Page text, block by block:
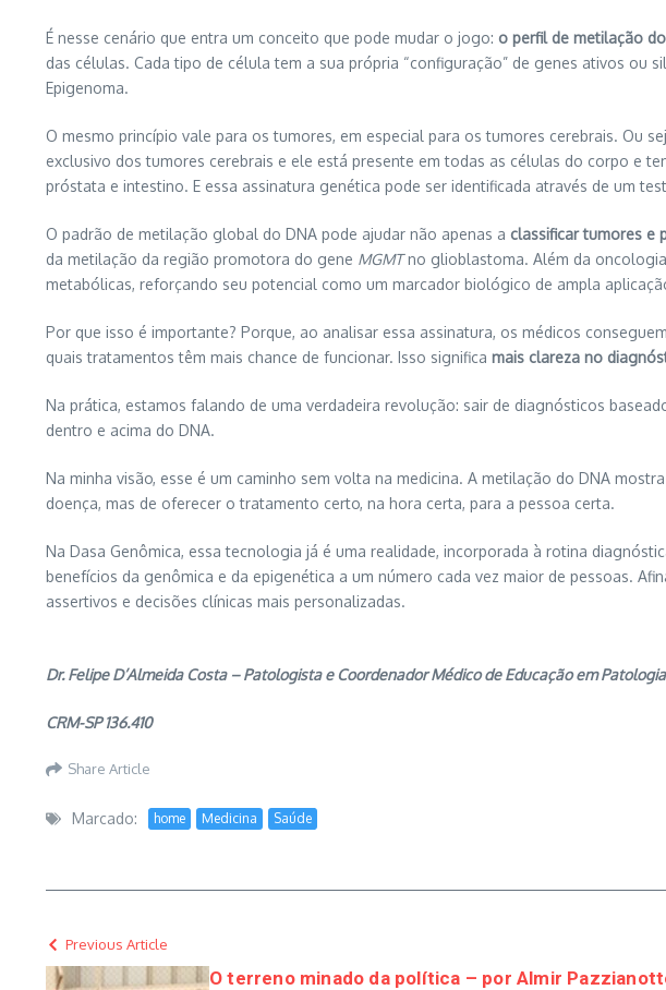
É nesse cenário que entra um conceito que pode mudar o jogo: o perfil de metilação
das células. Cada tipo de célula tem a sua própria “configuração” de genes ativos
Epigenoma.
O mesmo princípio vale para os tumores, em especial para os tumores cerebrais. Ou
exclusivo dos tumores cerebrais e ele está presente em todas as células do corpo e
próstata e intestino. E essa assinatura genética pode ser identificada através de um
O padrão de metilação global do DNA pode ajudar não apenas a classificar tumores e
da metilação da região promotora do gene MGMTno glioblastoma. Além da
metabólicas, reforçando seu potencial como um marcador biológico de ampla
Por que isso é importante? Porque, ao analisar essa assinatura, os médicos
quais tratamentos têm mais chance de funcionar. Isso significa mais clareza no
Na prática, estamos falando de uma verdadeira revolução: sair de diagnósticos
dentro e acima do DNA.
Na minha visão, esse é um caminho sem volta na medicina. A metilação do DNA
doença, mas de oferecer o tratamento certo, na hora certa, para a pessoa certa.
Na Dasa Genômica, essa tecnologia já é uma realidade, incorporada à rotina
benefícios da genômica e da epigenética a um número cada vez maior de pessoas.
assertivos e decisões clínicas mais personalizadas.
Dr. Felipe D’Almeida Costa – Patologista e Coordenador Médico de Educação em
CRM-SP 136.410
Share Article
Marcado: home Medicina Saúde
Previous Article
O terreno minado da política – por Almir